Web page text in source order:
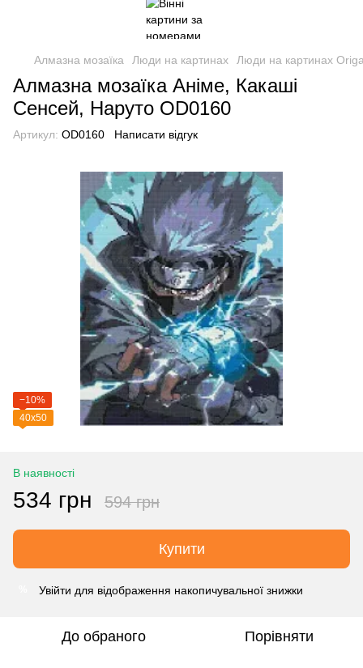
Алмазна мозаїка Люди на картинах Люди на картинах
Алмазна мозаїка Аніме, Какаші
Сенсей, Наруто OD0160
Артикул: OD0160 Написати відгук
−10%
40х50
В наявності
534 грн 594 грн
Купити
Увійти для відображення накопичувальної знижки
До обраного Порівняти